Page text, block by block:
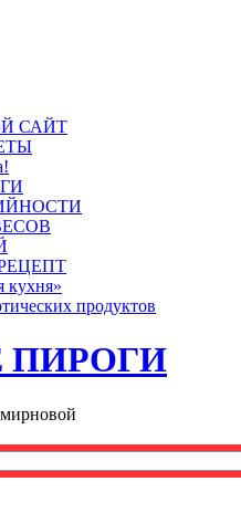
САЙТ
кухня»
продуктов
ПИРОГИ